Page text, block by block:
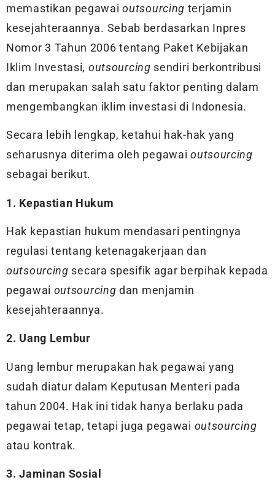
memastikan pegawaioutsourcing terjamin
kesejahteraannya. Sebab berdasarkan Inpres
Nomor 3 Tahun 2006 tentang Paket Kebijakan
Iklim Investasi, outsourcing sendiri berkontribusi
dan merupakan salah satu faktor penting dalam
mengembangkan iklim investasi di Indonesia.
Secara lebih lengkap, ketahui hak-hak yang
seharusnya diterima oleh pegawaioutsourcing
sebagai berikut.
1. Kepastian Hukum
Hak kepastian hukum mendasari pentingnya
regulasi tentang ketenagakerjaan dan
outsourcing secara spesifik agar berpihak kepada
pegawai outsourcing dan menjamin
kesejahteraannya.
2. Uang Lembur
Uang lembur merupakan hak pegawai yang
sudah diatur dalam Keputusan Menteri pada
tahun 2004. Hak ini tidak hanya berlaku pada
pegawai tetap, tetapi juga pegawai outsourcing
atau kontrak.
3. Jaminan Sosial